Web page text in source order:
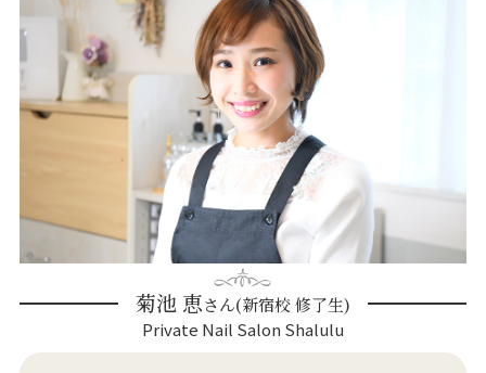
菊池 恵さん(新宿校 修了生)
Private Nail Salon Shalulu